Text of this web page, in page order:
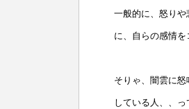
生
塾
一般的に、怒り
に、自らの感情を
そりゃ、闇雲に
している人、、